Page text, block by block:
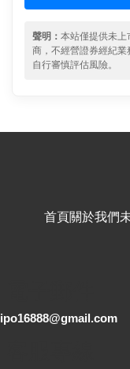
聲明： 本站僅提供未上
商，不經營證券經紀
自行審慎評估風險。
首頁關於我們
ipo16888@gmail.com